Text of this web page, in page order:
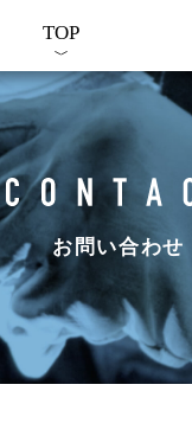
TOP
お問い合わせ